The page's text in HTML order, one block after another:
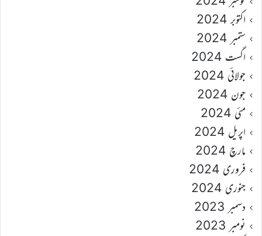
اکتوبر 2024
ستمبر 2024
اگست 2024
جولائی 2024
جون 2024
مئی 2024
اپریل 2024
مارچ 2024
فروری 2024
جنوری 2024
دسمبر 2023
نومبر 2023